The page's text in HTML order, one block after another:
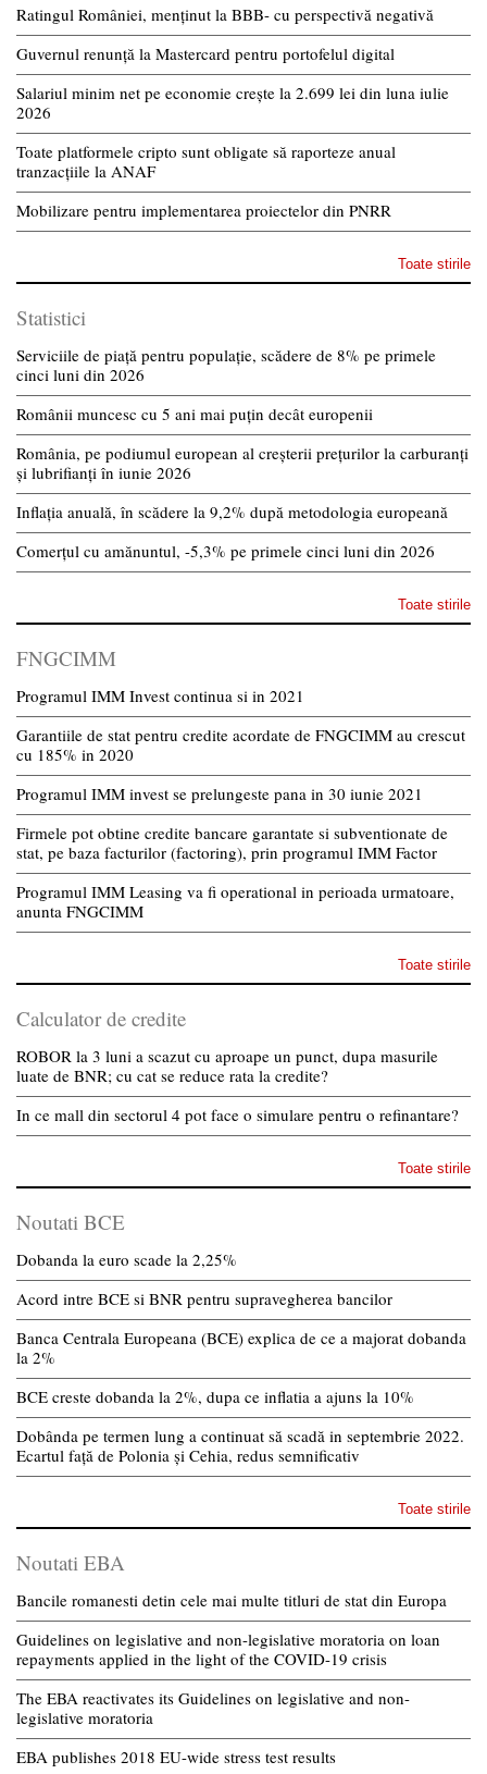
Ratingul României, menținut la BBB- cu perspectivă negativă
Guvernul renunță la Mastercard pentru portofelul digital
Salariul minim net pe economie crește la 2.699 lei din luna iulie
2026
Toate platformele cripto sunt obligate să raporteze anual
tranzacțiile la ANAF
Mobilizare pentru implementarea proiectelor din PNRR
Toate stirile
Statistici
Serviciile de piață pentru populație, scădere de 8% pe primele
cinci luni din 2026
Românii muncesc cu 5 ani mai puțin decât europenii
România, pe podiumul european al creșterii prețurilor la carburanți
și lubrifianți în iunie 2026
Inflația anuală, în scădere la 9,2% după metodologia europeană
Comerțul cu amănuntul, -5,3% pe primele cinci luni din 2026
Toate stirile
FNGCIMM
Programul IMM Invest continua si in 2021
Garantiile de stat pentru credite acordate de FNGCIMM au crescut
cu 185% in 2020
Programul IMM invest se prelungeste pana in 30 iunie 2021
Firmele pot obtine credite bancare garantate si subventionate de
stat, pe baza facturilor (factoring), prin programul IMM Factor
Programul IMM Leasing va fi operational in perioada urmatoare,
anunta FNGCIMM
Toate stirile
Calculator de credite
ROBOR la 3 luni a scazut cu aproape un punct, dupa masurile
luate de BNR; cu cat se reduce rata la credite?
In ce mall din sectorul 4 pot face o simulare pentru o refinantare?
Toate stirile
Noutati BCE
Dobanda la euro scade la 2,25%
Acord intre BCE si BNR pentru supravegherea bancilor
Banca Centrala Europeana (BCE) explica de ce a majorat dobanda
la 2%
BCE creste dobanda la 2%, dupa ce inflatia a ajuns la 10%
Dobânda pe termen lung a continuat să scadă in septembrie 2022.
Ecartul față de Polonia și Cehia, redus semnificativ
Toate stirile
Noutati EBA
Bancile romanesti detin cele mai multe titluri de stat din Europa
Guidelines on legislative and non-legislative moratoria on loan
repayments applied in the light of the COVID-19 crisis
The EBA reactivates its Guidelines on legislative and non-
legislative moratoria
EBA publishes 2018 EU-wide stress test results